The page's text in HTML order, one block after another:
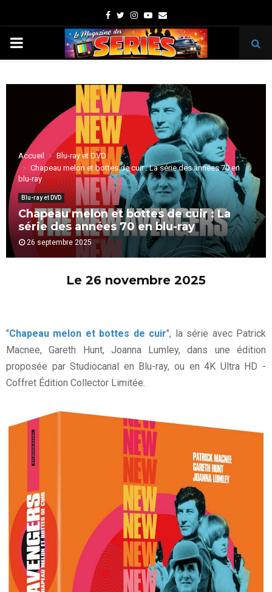
Facebook
TwitterInstagram
Youtube
Email
PRIMARY
Accueil
Blu-ray et DVD
Chapeau melon et bottes de cuir : La série des années 70 en
blu-ray
Blu-ray et DVD
Chapeau melon et bottes de cuir : La
série des années 70 en blu-ray
26 septembre 2025
Le 26 novembre 2025
"Chapeau melon et bottes de cuir", la série avec Patrick
Macnee, Gareth Hunt, Joanna Lumley, dans une édition
proposée par Studiocanal en Blu-ray, ou en 4K Ultra HD -
Coffret Édition Collector Limitée.